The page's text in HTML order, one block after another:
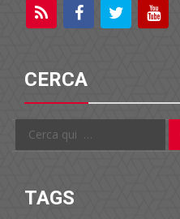
CERCA
Cerca
TAGS